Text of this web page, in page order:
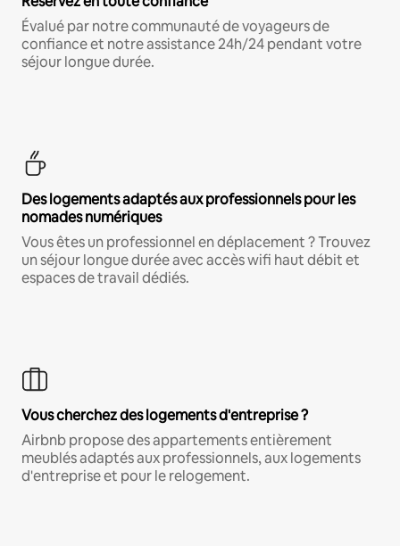
Évalué par notre communauté de voyageurs de
confiance et notre assistance 24h/24 pendant votre
séjour longue durée.
Des logements adaptés aux professionnels pour les
nomades numériques
Vous êtes un professionnel en déplacement ? Trouvez
un séjour longue durée avec accès wifi haut débit et
espaces de travail dédiés.
Vous cherchez des logements d'entreprise ?
Airbnb propose des appartements entièrement
meublés adaptés aux professionnels, aux logements
d'entreprise et pour le relogement.